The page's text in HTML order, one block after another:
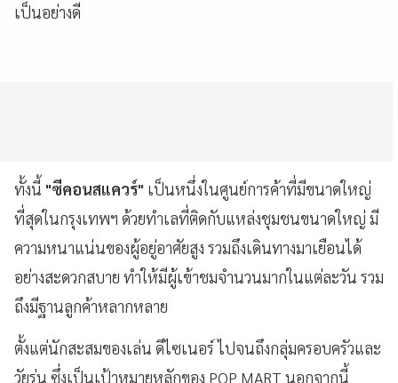
เป็นอย่างดี
ทั้งนี้ "ซีคอนสแควร์" เป็นหนึ่งในศูนย์การค้าที่มีขนาดใหญ่
ที่สุดในกรุงเทพฯ ด้วยทำเลที่ติดกับแหล่งชุมชนขนาดใหญ่ มี
ความหนาแน่นของผู้อยู่อาศัยสูง รวมถึงเดินทางมาเยือนได้
อย่างสะดวกสบาย ทำให้มีผู้เข้าชมจำนวนมากในแต่ละวัน รวม
ถึงมีฐานลูกค้าหลากหลาย
ตั้งแต่นักสะสมของเล่น ดีไซเนอร์ ไปจนถึงกลุ่มครอบครัวและ
วัยรุ่น ซึ่งเป็นเป้าหมายหลักของ POP MART นอกจากนี้